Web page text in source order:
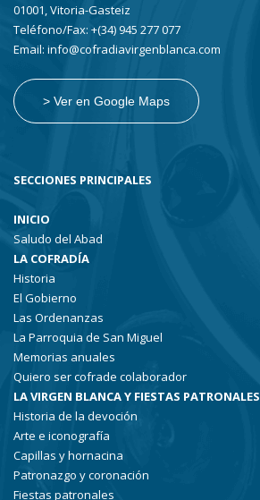
01001, Vitoria-Gasteiz
Teléfono/Fax: +(34) 945 277 077
Email: info@cofradiavirgenblanca.com
> Ver en Google Maps
SECCIONES PRINCIPALES
INICIO
Saludo del Abad
LA COFRADÍA
Historia
El Gobierno
Las Ordenanzas
La Parroquia de San Miguel
Memorias anuales
Quiero ser cofrade colaborador
LA VIRGEN BLANCA Y FIESTAS PATRONALES
Historia de la devoción
Arte e iconografía
Capillas y hornacina
Patronazgo y coronación
Fiestas patronales